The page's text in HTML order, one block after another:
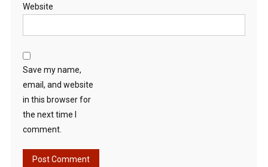
Website
Save my name,
email, and website
in this browser for
the next time I
comment.